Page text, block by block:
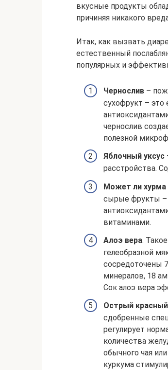
вкусные продукты
причиняя никакого
Итак, как вызвать
естественный
популярных и
Чернослив –
сухофрукт – это
чернослив
полезной
Яблочный уксус
расстройства.
Может ли хурма
сырые фрукты –
витаминами.
Алоэ вера.
гелеобразной
сосредоточены
минералов, 18
Сок алоэ вера
Острый
сдобренные
регулирует
количества
обычного чая
куркума